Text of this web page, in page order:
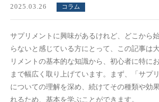
2025.03.26 コラム
サプリメントに興味があるけれど、どこから
らないと感じている方にとって、この記事は
リメントの基本的な知識から、初心者に特に
まで幅広く取り上げています。まず、「サプ
についての理解を深め、続けてその種類や効
れるため、基本を学ぶことができます。